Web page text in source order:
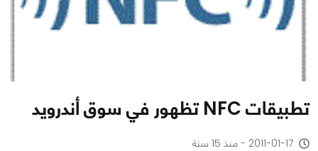
تطبيقات NFC تظهور في سوق أندرويد
2011-01-17 - منذ 15 سنة